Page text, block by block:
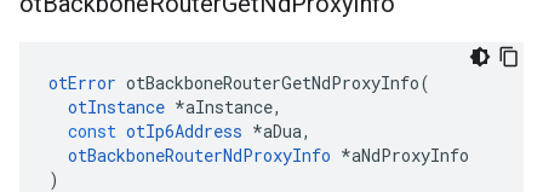
otError otBackboneRouterGetNdProxyInfo(
otInstance *aInstance,
const otIp6Address *aDua,
otBackboneRouterNdProxyInfo *aNdProxyInfo
)